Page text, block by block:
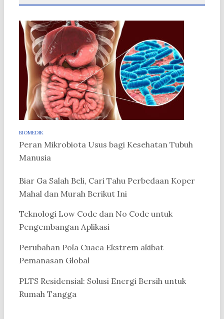
BIOMEDIK
Peran Mikrobiota Usus bagi Kesehatan Tubuh
Manusia
Biar Ga Salah Beli, Cari Tahu Perbedaan Koper
Mahal dan Murah Berikut Ini
Teknologi Low Code dan No Code untuk
Pengembangan Aplikasi
Perubahan Pola Cuaca Ekstrem akibat
Pemanasan Global
PLTS Residensial: Solusi Energi Bersih untuk
Rumah Tangga